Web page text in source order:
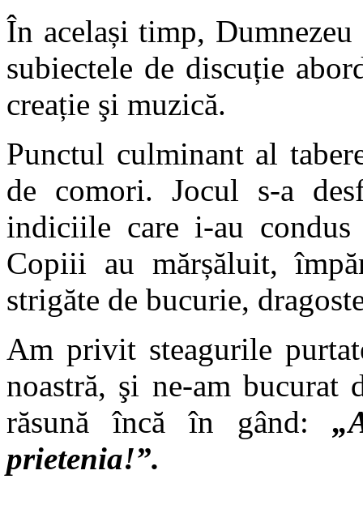
În același timp,
subiectele de discuție
creație şi muzică.
Punctul culminant al
de comori. Jocul s-a
indiciile care i-au condus
Copiii au mărșăluit,
strigăte de bucurie,
Am privit steagurile
noastră, şi ne-am bucurat
răsună încă în gând:
prietenia!”.